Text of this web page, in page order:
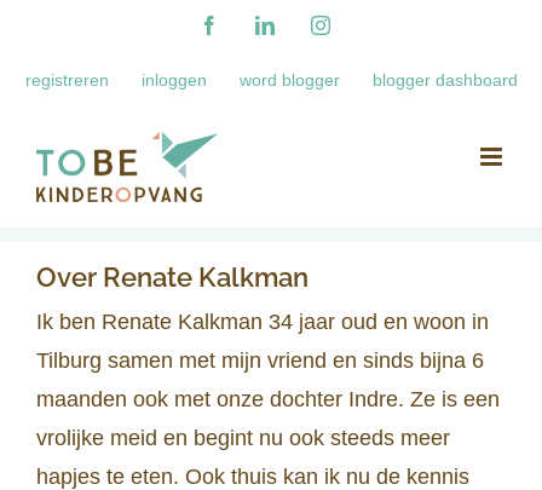
inhoud
FacebookLinkedInInstagram
registreren inloggen word blogger blogger dashboard
Over Renate Kalkman
Ik ben Renate Kalkman 34 jaar oud en woon in
Tilburg samen met mijn vriend en sinds bijna 6
maanden ook met onze dochter Indre. Ze is een
vrolijke meid en begint nu ook steeds meer
hapjes te eten. Ook thuis kan ik nu de kennis